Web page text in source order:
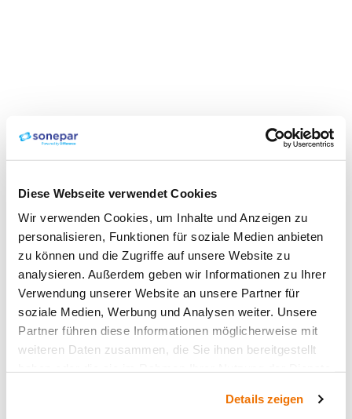
Diese Webseite verwendet Cookies
Wir verwenden Cookies, um Inhalte und Anzeigen zu
personalisieren, Funktionen für soziale Medien anbieten
zu können und die Zugriffe auf unsere Website zu
analysieren. Außerdem geben wir Informationen zu Ihrer
Verwendung unserer Website an unsere Partner für
soziale Medien, Werbung und Analysen weiter. Unsere
Partner führen diese Informationen möglicherweise mit
weiteren Daten zusammen, die Sie ihnen bereitgestellt
Details zeigen